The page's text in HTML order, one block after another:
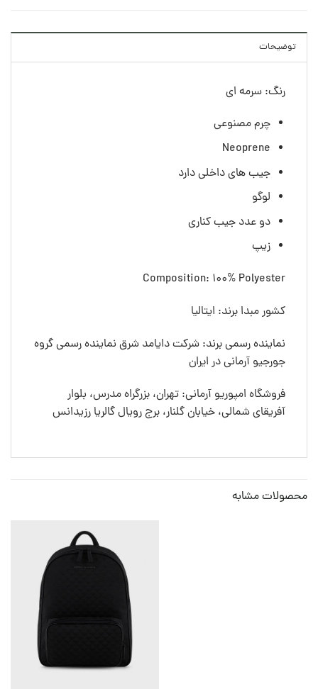
توضیحات
رنگ: سرمه ای
چرم مصنوعی
Neoprene
جیب های داخلی دارد
لوگو
دو عدد جیب کناری
زیپ
Composition: 100% Polyester
کشور مبدا برند: ایتالیا
نماینده رسمی برند: شرکت دایامد شرق نماینده رسمی گروه
جورجیو آرمانی در ایران
فروشگاه امپوریو آرمانی: تهران، بزرگراه مدرس، بلوار
آفریقای شمالی، خیابان گلنار، برج رویال گالریا رزیدانس
محصولات مشابه